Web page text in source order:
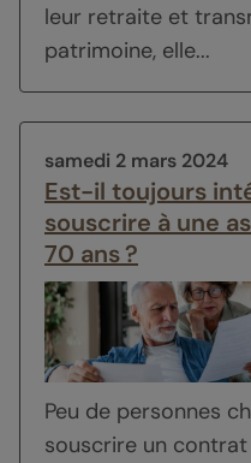
leur retraite et
patrimoine, elle...
samedi 2 mars 2024
Est-il toujours
souscrire à une
70 ans ?
Peu de personnes
souscrire un contrat